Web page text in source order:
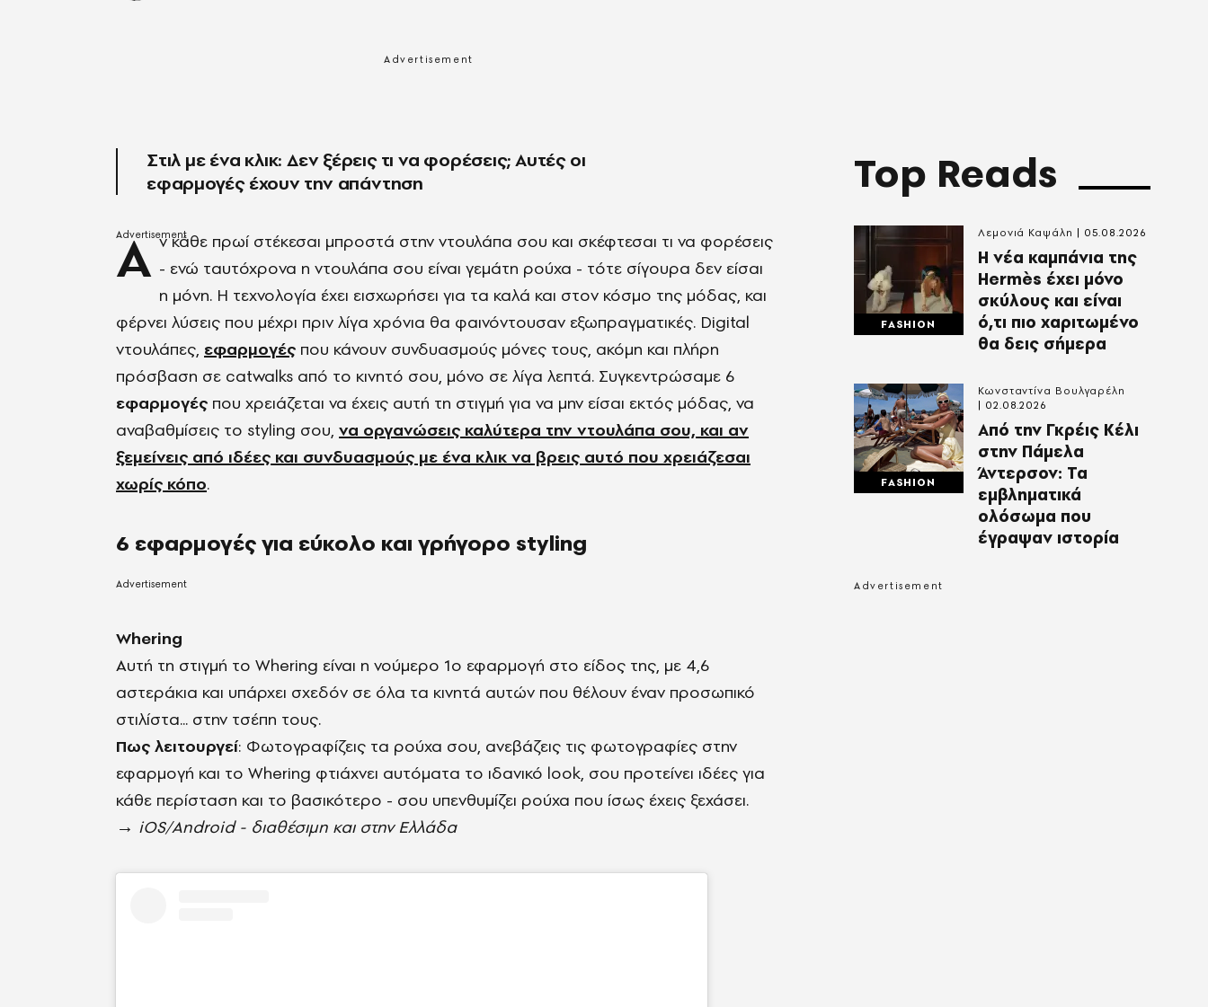
Στιλ με ένα κλικ: Δεν ξέρεις τι να φορέσεις; Αυτές οι
εφαρμογές έχουν την απάντηση
Α ν κάθε πρωί στέκεσαι μπροστά στην ντουλάπα σου και σκέφτεσαι τι να φορέσεις
- ενώ ταυτόχρονα η ντουλάπα σου είναι γεμάτη ρούχα - τότε σίγουρα δεν είσαι
η μόνη. Η τεχνολογία έχει εισχωρήσει για τα καλά και στον κόσμο της μόδας, και
φέρνει λύσεις που μέχρι πριν λίγα χρόνια θα φαινόντουσαν εξωπραγματικές. Digital
ντουλάπες, εφαρμογές που κάνουν συνδυασμούς μόνες τους, ακόμη και πλήρη
πρόσβαση σε catwalks από το κινητό σου, μόνο σε λίγα λεπτά. Συγκεντρώσαμε 6
εφαρμογές που χρειάζεται να έχεις αυτή τη στιγμή για να μην είσαι εκτός μόδας, να
αναβαθμίσεις το styling σου, να οργανώσεις καλύτερα την ντουλάπα σου, και αν
ξεμείνεις από ιδέες και συνδυασμούς με ένα κλικ να βρεις αυτό που χρειάζεσαι
χωρίς κόπο.
6 εφαρμογές για εύκολο και γρήγορο styling
Whering
Αυτή τη στιγμή το Whering είναι η νούμερο 1ο εφαρμογή στο είδος της, με 4,6
αστεράκια και υπάρχει σχεδόν σε όλα τα κινητά αυτών που θέλουν έναν προσωπικό
στιλίστα... στην τσέπη τους.
Πως λειτουργεί: Φωτογραφίζεις τα ρούχα σου, ανεβάζεις τις φωτογραφίες στην
εφαρμογή και το Whering φτιάχνει αυτόματα το ιδανικό look, σου προτείνει ιδέες για
κάθε περίσταση και το βασικότερο - σου υπενθυμίζει ρούχα που ίσως έχεις ξεχάσει.
→ iOS/Android - διαθέσιμη και στην Ελλάδα
Top Reads
FASHION
Η νέα καμπάνια της
Hermès έχει μόνο
σκύλους και είναι
ό,τι πιο χαριτωμένο
θα δεις σήμερα
Λεμονιά Καψάλη 05.08.2026
FASHION
Από την Γκρέις Κέλι
στην Πάμελα
Άντερσον: Τα
εμβληματικά
ολόσωμα που
έγραψαν ιστορία
Κωνσταντίνα Βουλγαρέλη
02.08.2026